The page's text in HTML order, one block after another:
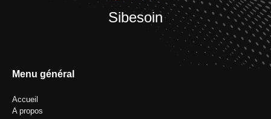
Sibesoin
Menu général
Accueil
A propos